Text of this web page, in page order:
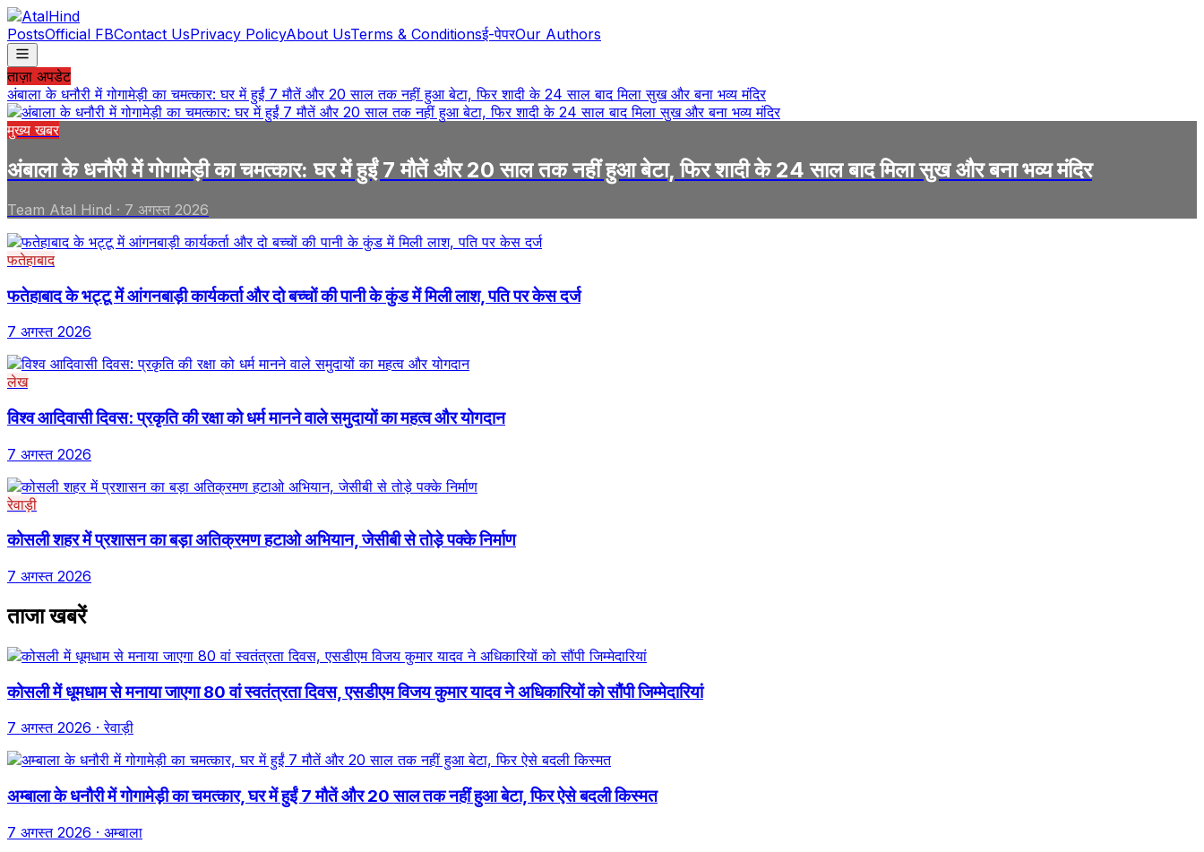
PostsOfficial FBContact UsPrivacy PolicyAbout UsTerms & Conditionsई-पेपरOur Authors
ताज़ा अपडेट
अंबाला के धनौरी में गोगामेड़ी का चमत्कार: घर में हुईं 7 मौतें और 20 साल तक नहीं हुआ बेटा, फिर शादी के 24 साल बाद मिला सुख और बना भव्य मंदिर
मुख्य खबर
अंबाला के धनौरी में गोगामेड़ी का चमत्कार: घर में हुईं 7 मौतें और 20 साल तक नहीं हुआ बेटा, फिर शादी के 24 साल बाद मिला सुख और बना भव्य मंदिर
Team Atal Hind · 7 अगस्त 2026
फतेहाबाद
फतेहाबाद के भट्टू में आंगनबाड़ी कार्यकर्ता और दो बच्चों की पानी के कुंड में मिली लाश, पति पर केस दर्ज
7 अगस्त 2026
लेख
विश्व आदिवासी दिवस: प्रकृति की रक्षा को धर्म मानने वाले समुदायों का महत्व और योगदान
7 अगस्त 2026
रेवाड़ी
कोसली शहर में प्रशासन का बड़ा अतिक्रमण हटाओ अभियान, जेसीबी से तोड़े पक्के निर्माण
7 अगस्त 2026
ताजा खबरें
कोसली में धूमधाम से मनाया जाएगा 80 वां स्वतंत्रता दिवस, एसडीएम विजय कुमार यादव ने अधिकारियों को सौंपी जिम्मेदारियां
7 अगस्त 2026 · रेवाड़ी
अम्बाला के धनौरी में गोगामेड़ी का चमत्कार, घर में हुईं 7 मौतें और 20 साल तक नहीं हुआ बेटा, फिर ऐसे बदली किस्मत
7 अगस्त 2026 · अम्बाला